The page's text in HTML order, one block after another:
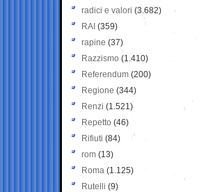
radici e valori (3.682)
RAI (359)
rapine (37)
Razzismo (1.410)
Referendum (200)
Regione (344)
Renzi (1.521)
Repetto (46)
Rifiuti (84)
rom (13)
Roma (1.125)
Rutelli (9)